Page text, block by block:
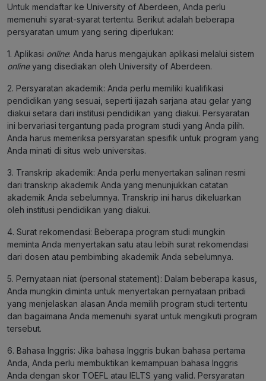
Untuk mendaftar ke University of Aberdeen, Anda perlu
memenuhi syarat-syarat tertentu. Berikut adalah beberapa
persyaratan umum yang sering diperlukan:
1. Aplikasi online: Anda harus mengajukan aplikasi melalui sistem
onlineyang disediakan oleh University of Aberdeen.
2. Persyaratan akademik: Anda perlu memiliki kualifikasi
pendidikan yang sesuai, seperti ijazah sarjana atau gelar yang
diakui setara dari institusi pendidikan yang diakui. Persyaratan
ini bervariasi tergantung pada program studi yang Anda pilih.
Anda harus memeriksa persyaratan spesifik untuk program yang
Anda minati di situs web universitas.
3. Transkrip akademik: Anda perlu menyertakan salinan resmi
dari transkrip akademik Anda yang menunjukkan catatan
akademik Anda sebelumnya. Transkrip ini harus dikeluarkan
oleh institusi pendidikan yang diakui.
4. Surat rekomendasi: Beberapa program studi mungkin
meminta Anda menyertakan satu atau lebih surat rekomendasi
dari dosen atau pembimbing akademik Anda sebelumnya.
5. Pernyataan niat (personal statement): Dalam beberapa kasus,
Anda mungkin diminta untuk menyertakan pernyataan pribadi
yang menjelaskan alasan Anda memilih program studi tertentu
dan bagaimana Anda memenuhi syarat untuk mengikuti program
tersebut.
6. Bahasa Inggris: Jika bahasa Inggris bukan bahasa pertama
Anda, Anda perlu membuktikan kemampuan bahasa Inggris
Anda dengan skor TOEFL atau IELTS yang valid. Persyaratan